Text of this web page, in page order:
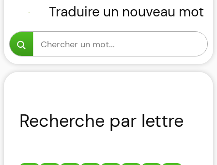
Traduire un nouveau mot
Recherche par lettre